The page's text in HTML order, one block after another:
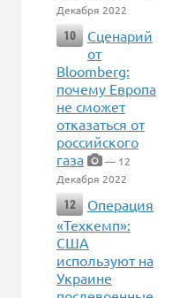
Декабря 2022
10
Сценарий
от
Bloomberg:
почему Европа
не сможет
отказаться от
российского
газа
— 12
Декабря 2022
12
Операция
«Техкемп»:
США
используют на
Украине